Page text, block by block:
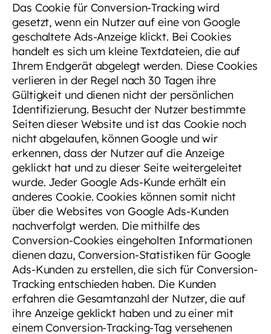
Das Cookie für Conversion-Tracking wird
gesetzt, wenn ein Nutzer auf eine von Google
geschaltete Ads-Anzeige klickt. Bei Cookies
handelt es sich um kleine Textdateien, die auf
Ihrem Endgerät abgelegt werden. Diese Cookies
verlieren in der Regel nach 30 Tagen ihre
Gültigkeit und dienen nicht der persönlichen
Identifizierung. Besucht der Nutzer bestimmte
Seiten dieser Website und ist das Cookie noch
nicht abgelaufen, können Google und wir
erkennen, dass der Nutzer auf die Anzeige
geklickt hat und zu dieser Seite weitergeleitet
wurde. Jeder Google Ads-Kunde erhält ein
anderes Cookie. Cookies können somit nicht
über die Websites von Google Ads-Kunden
nachverfolgt werden. Die mithilfe des
Conversion-Cookies eingeholten Informationen
dienen dazu, Conversion-Statistiken für Google
Ads-Kunden zu erstellen, die sich für Conversion-
Tracking entschieden haben. Die Kunden
erfahren die Gesamtanzahl der Nutzer, die auf
ihre Anzeige geklickt haben und zu einer mit
einem Conversion-Tracking-Tag versehenen